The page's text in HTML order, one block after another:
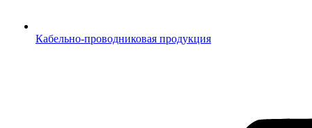
Кабельно-проводниковая продукция